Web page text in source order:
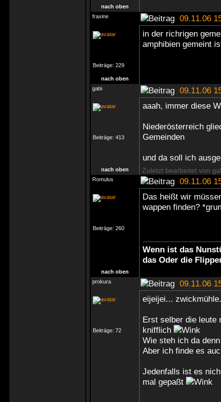
nach oben
fraxine
09.11.06
Beiträge: 229
in der richrigen
amphibien gemeint
nach oben
gabi
09.11.06
Beiträge: 413
aaah, immer diese
Niederösterreich
Gemeinden
und da soll ich
nach oben Zuletzt bearbeitet von
Romulus 09.11.06
Beiträge: 260
Das heißt wir
wappen finden?
Wenn ist das
das Oder die
nach oben
prokura
09.11.06
Beiträge: 72
eijeijei...
Erst selber die leute
knifflich
Wie steh ich da
Aber ich finde es
Jedenfalls ist es
mal gepaßt